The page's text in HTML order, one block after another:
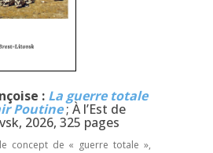
: La guerre totale
Poutine; À l’Est de
2026, 325 pages
concept de « guerre totale »,